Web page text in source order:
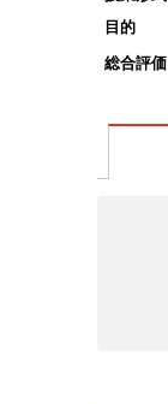
目的
総合評価